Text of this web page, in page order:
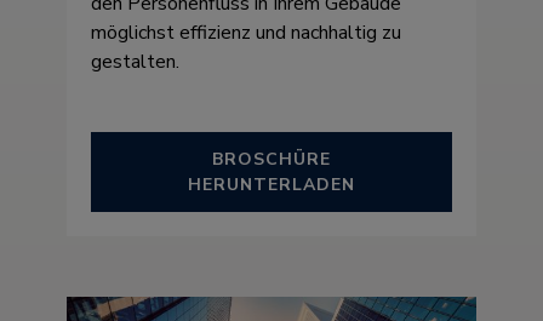
möglichst effizienz und nachhaltig zu
gestalten.
BROSCHÜRE
HERUNTERLADEN